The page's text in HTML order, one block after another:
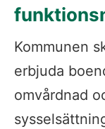
Kommunen
erbjuda
omvårdnad